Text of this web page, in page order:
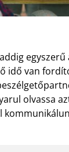
idő van
olvassa